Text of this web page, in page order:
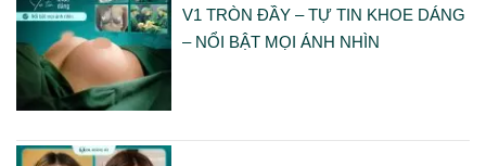
V1 TRÒN ĐẦY – TỰ TIN KHOE DÁNG
– NỔI BẬT MỌI ÁNH NHÌN